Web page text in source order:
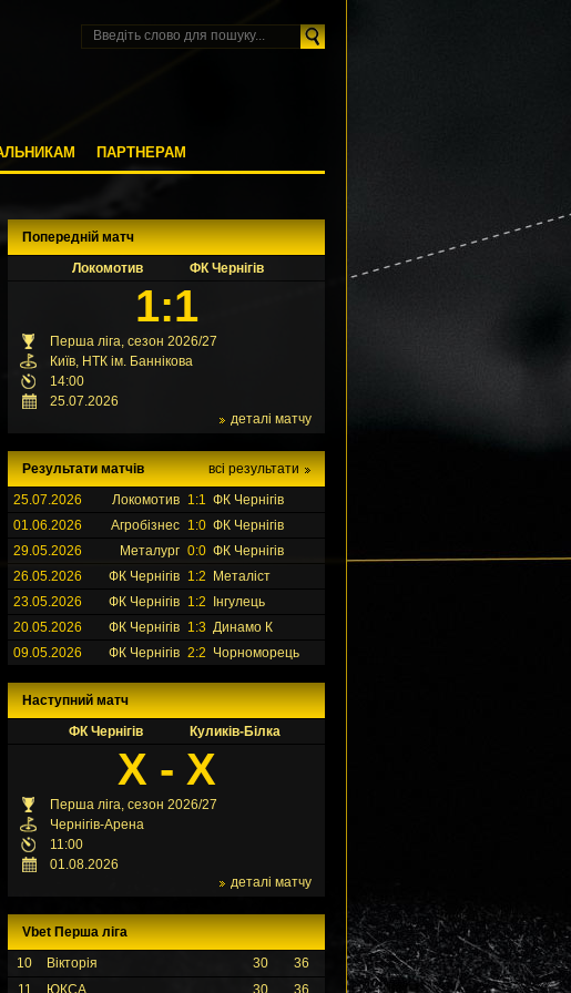
ПАРТНЕРАМ
Попередній матч
Локомотив
ФК Чернігів
1:1
Перша ліга, сезон 2026/27
Київ, НТК ім. Баннікова
14:00
25.07.2026
деталі матчу
всі результати
Результати матчів
25.07.2026
Локомотив 1:1 ФК Чернігів
01.06.2026
Агробізнес 1:0 ФК Чернігів
29.05.2026
Металург 0:0 ФК Чернігів
26.05.2026
ФК Чернігів 1:2
Металіст
23.05.2026
ФК Чернігів 1:2
Інгулець
20.05.2026
ФК Чернігів 1:3 Динамо К
09.05.2026
ФК Чернігів 2:2 Чорноморець
Наступний матч
ФК Чернігів
Куликів-Білка
X - X
Перша ліга, сезон 2026/27
Чернігів-Арена
11:00
01.08.2026
деталі матчу
Vbet Перша ліга
10
Вікторія 30
36
11
ЮКСА 30 36